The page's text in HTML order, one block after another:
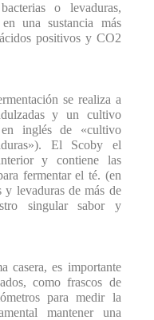
o levaduras,
una sustancia más
positivos y CO2
se realiza a
y un cultivo
inglés de «cultivo
El Scoby el
y contiene las
fermentar el té. (en
y levaduras de más de
singular sabor y
casera, es importante
como frascos de
para medir la
mantener una